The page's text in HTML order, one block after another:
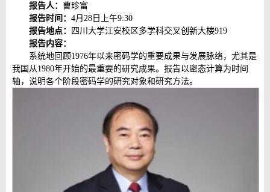
报告人： 曹珍富
报告时间： 4月28日上午9:30
报告地点：
四川大学江安校区多学科交叉创新大楼919
报告内容：
系统地回顾1976年以来密码学的重要成果与发展脉络，尤其是
我国从1980年开始的最重要的研究成果。报告以密态计算为时间
轴，说明各个阶段密码学的研究对象和研究方法。